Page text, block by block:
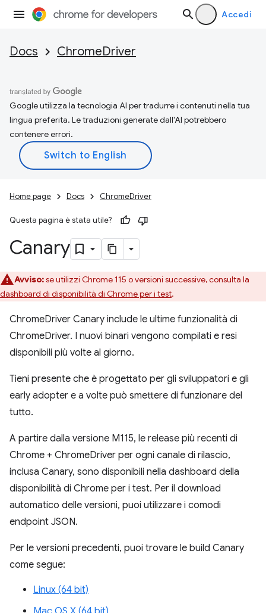
Accedi
Docs ChromeDriver
Google utilizza la tecnologia AI per tradurre i contenuti nella tua
lingua preferita. Le traduzioni generate dall'AI potrebbero
contenere errori.
Home page Docs ChromeDriver
Questa pagina è stata utile?
Canary
Avviso:se utilizzi Chrome 115 o versioni successive, consulta la
dashboard di disponibilità di Chrome per i test.
ChromeDriver Canary include le ultime funzionalità di
ChromeDriver. I nuovi binari vengono compilati e resi
disponibili più volte al giorno.
Tieni presente che è progettato per gli sviluppatori e gli
early adopter e a volte può smettere di funzionare del
tutto.
A partire dalla versione M115, le release più recenti di
Chrome + ChromeDriver per ogni canale di rilascio,
inclusa Canary, sono disponibili nella dashboard della
disponibilità di Chrome per i test. Per il download
automatico delle versioni, puoi utilizzare i comodi
endpoint JSON.
Per le versioni precedenti, puoi trovare le build Canary
come segue:
Linux (64 bit)